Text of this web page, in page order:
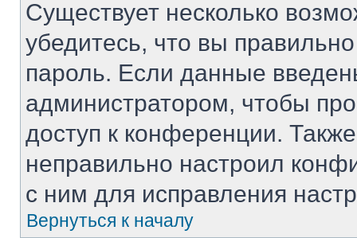
Существует несколько
убедитесь, что вы
пароль. Если данные
администратором, чтобы
доступ к конференции.
неправильно настроил
с ним для исправления
Вернуться к началу